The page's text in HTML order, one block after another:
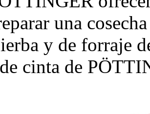
una
y de forraje
cinta de